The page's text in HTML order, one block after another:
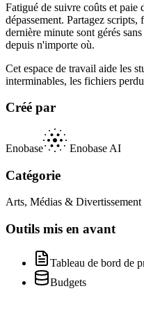
Fatigué de suivre coûts et paie
dépassement. Partagez
dernière minute sont gérés
depuis n'importe où.
Cet espace de travail aide les
interminables, les fichiers
Créé par
Enobase Enobase AI
Catégorie
Arts, Médias & Divertissement
Outils mis en avant
Tableau de bord de
Budgets